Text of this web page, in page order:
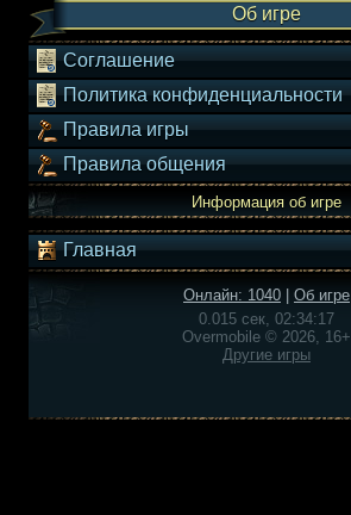
Об игре
Соглашение
Политика конфиденциальности
Правила игры
Правила общения
Информация об игре
Главная
Онлайн: 1040
Об игре
0.015 сек, 02:34:17
Overmobile © 2026, 16+
Другие игры